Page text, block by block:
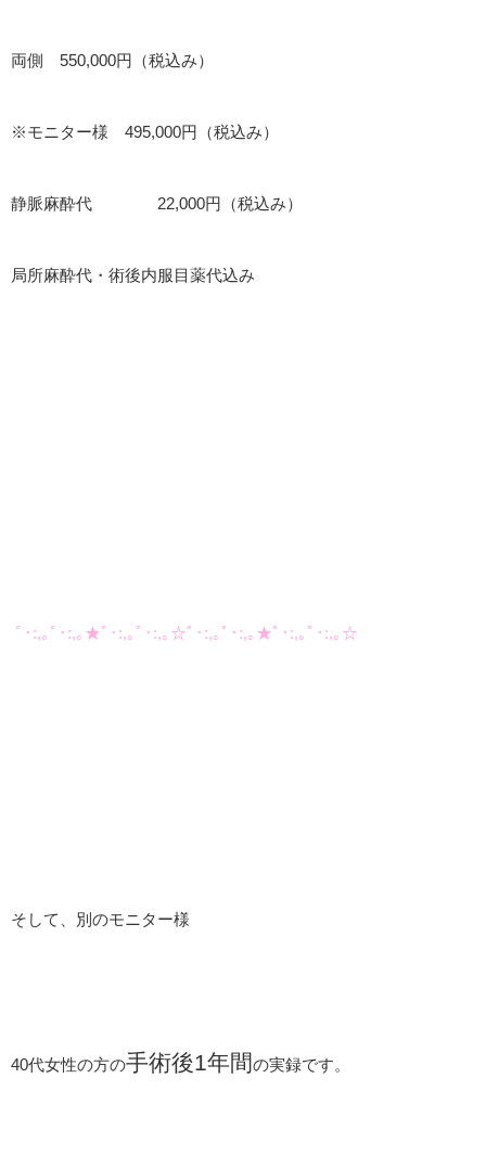
両側 550,000円（税込み）
※モニター様 495,000円（税込み）
静脈麻酔代 22,000円（税込み）
局所麻酔代・術後内服目薬代込み
ﾟ･:,｡ﾟ･:,｡★ﾟ･:,｡ﾟ･:,｡☆ﾟ･:,｡ﾟ･:,｡★ﾟ･:,｡ﾟ･:,｡☆
そして、別のモニター様
40代女性の方の手術後1年間の実録です。